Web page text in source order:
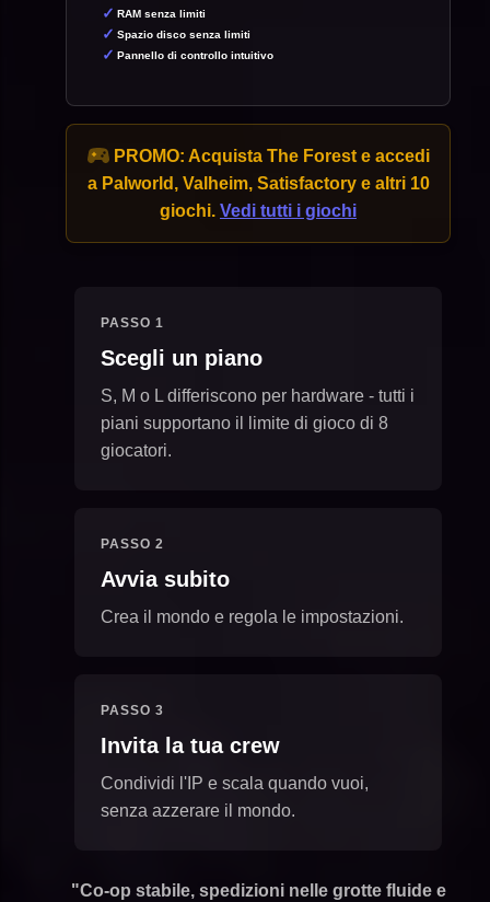
RAM senza limiti
Spazio disco senza limiti
Pannello di controllo intuitivo
PROMO: Acquista The Forest e accedi
a Palworld, Valheim, Satisfactory e altri 10
giochi. Vedi tutti i giochi
PASSO 1
Scegli un piano
S, M o L differiscono per hardware - tutti i
piani supportano il limite di gioco di 8
giocatori.
PASSO 2
Avvia subito
Crea il mondo e regola le impostazioni.
PASSO 3
Invita la tua crew
Condividi l'IP e scala quando vuoi,
senza azzerare il mondo.
"Co-op stabile, spedizioni nelle grotte fluide e